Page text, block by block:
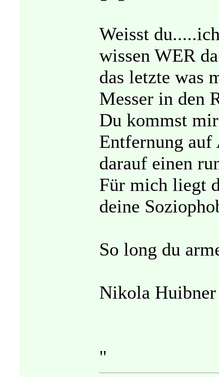
Weisst
wissen WER
das letzte was
Messer in den
Du kommst
Entfernung auf
darauf einen
Für mich liegt
deine
So long du
Nikola
"